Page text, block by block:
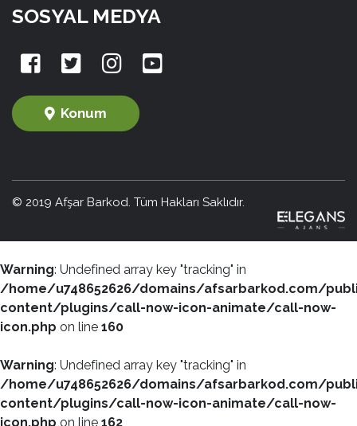
SOSYAL MEDYA
Konum
© 2019 Afşar Barkod. Tüm Hakları Saklıdır.
Warning: Undefined array key "tracking" in
/home/u748652626/domains/afsarbarkod.com/
content/plugins/call-now-icon-animate/call-now-
icon.php on line 160
Warning: Undefined array key "tracking" in
/home/u748652626/domains/afsarbarkod.com/
content/plugins/call-now-icon-animate/call-now-
icon.php on line 162